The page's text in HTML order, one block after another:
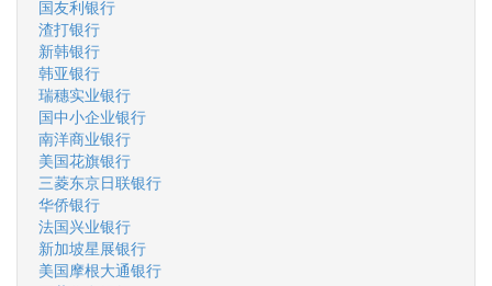
国友利银行
渣打银行
新韩银行
韩亚银行
瑞穗实业银行
国中小企业银行
南洋商业银行
美国花旗银行
三菱东京日联银行
华侨银行
法国兴业银行
新加坡星展银行
美国摩根大通银行